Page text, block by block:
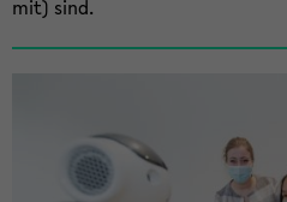
mit) sind.